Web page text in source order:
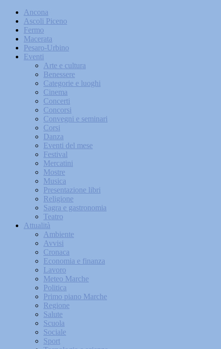
Ancona
Ascoli Piceno
Fermo
Macerata
Pesaro-Urbino
Eventi
Arte e cultura
Benessere
Categorie e luoghi
Cinema
Concerti
Concorsi
Convegni e seminari
Corsi
Danza
Eventi del mese
Festival
Mercatini
Mostre
Musica
Presentazione libri
Religione
Sagra e gastronomia
Teatro
Attualità
Ambiente
Avvisi
Cronaca
Economia e finanza
Lavoro
Meteo Marche
Politica
Primo piano Marche
Regione
Salute
Scuola
Sociale
Sport